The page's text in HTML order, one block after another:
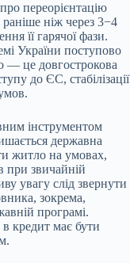
переорієнтацію
ніж через 3−4
її гарячої фази.
України поступово
— це довгострокова
до ЄС, стабілізації
інструментом
державна
житло на умовах,
при звичайній
увагу слід звернути
зокрема,
програмі.
кредит має бути